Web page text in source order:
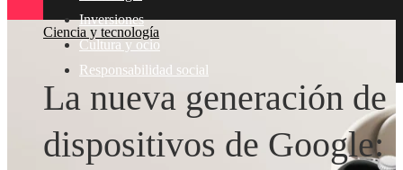
Inversiones
Cultura y ocio
Responsabilidad social
Ciencia y tecnología
La nueva generación de
dispositivos de Google: